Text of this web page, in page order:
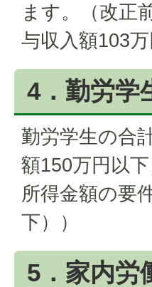
ます。（改正
与収入額103万
4．勤労学
勤労学生の合
額150万円以
所得金額の要
下））
5．家内労